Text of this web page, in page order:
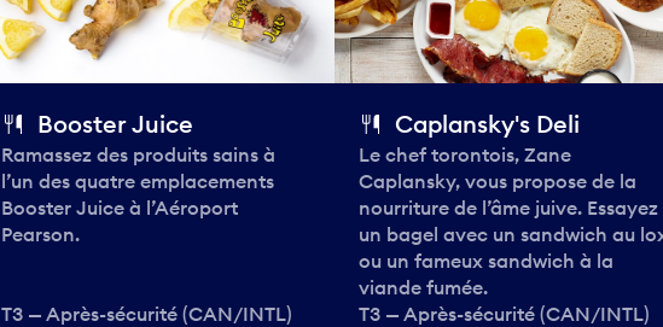
Booster Juice
Ramassez des produits sains à
l’un des quatre emplacements
Booster Juice à l’Aéroport
Pearson.
T3 — Après-sécurité (CAN/INTL)
Caplansky's Deli
Le chef torontois, Zane
Caplansky, vous propose de la
nourriture de l’âme juive. Essayez
un bagel avec un sandwich au
ou un fameux sandwich à la
viande fumée.
T3 — Après-sécurité (CAN/INTL)